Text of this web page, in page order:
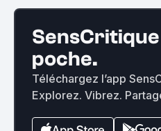
poche.
Téléchargez l’app
Explorez. Vibrez.